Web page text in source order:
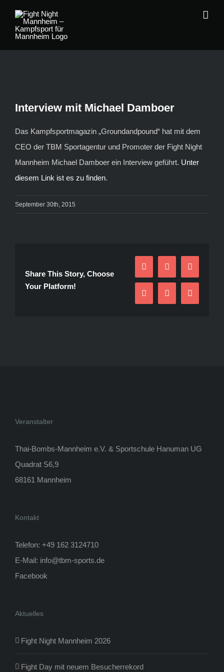
springen
Interview mit Michael Damboer
Das Kampfsportmagazin „Groundandpound“ hat mit dem
CEO der TBM Sportagentur und Promoter der Fight Night
Mannheim Michael Damboer ein Interview geführt. Unter
diesem Link ist es zu finden.
September 30th, 2015
Share This Story, Choose
Your Platform!
FacebookTwitterReddit
LinkedInPinterest
E-
Mail
Veranstalter
Thai-Bombs-Mannheim e.V. & Sportschule Hanuman UG
Quadrat S6,9
68161 Mannheim
Kontakt
Telefon: +49 162 3124710
E-Mail: info@tbm-sports.de
Facebook
Aktuelles
Fight Night Mannheim 2026
Fight Day mit neuem Besucherrekord